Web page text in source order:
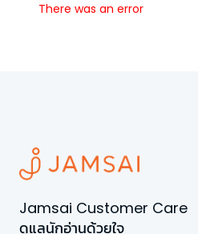
There was an error
Jamsai Customer Care
ดูแลนักอ่านด้วยใจ